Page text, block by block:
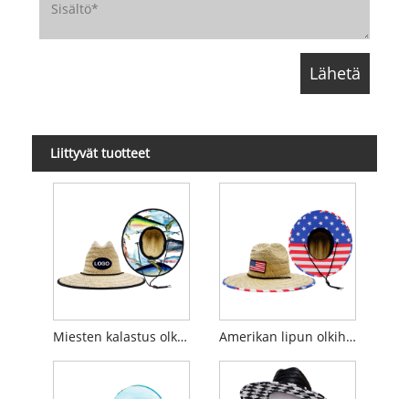
Liittyvät tuotteet
Miesten kalastus olkihattu Amerikan lipun olkihattu